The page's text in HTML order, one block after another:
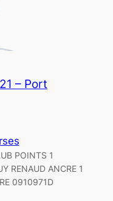
– Port
POINTS 1
RENAUD ANCRE 1
0910971D